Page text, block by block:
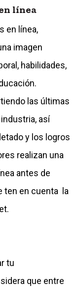
línea
en línea,
imagen
habilidades,
las últimas
así
y los logros
realizan una
antes de
ten en cuenta la
tu
que entre